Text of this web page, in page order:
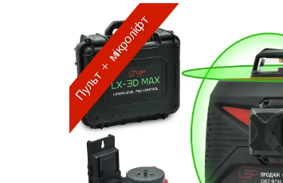
Пульт + мікроліфт